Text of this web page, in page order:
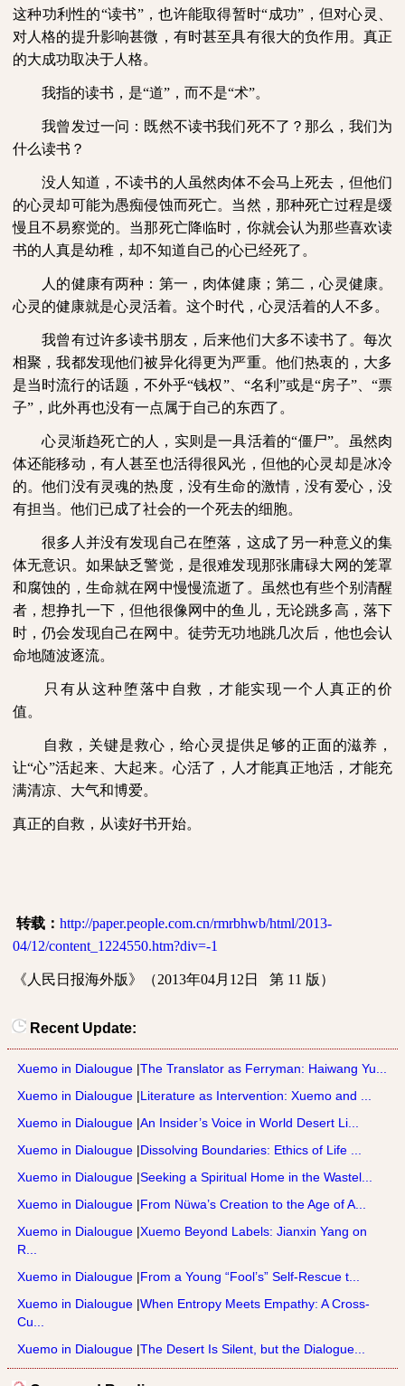
这种功利性的“读书”，也许能取得暂时“成功”，但对心灵、
对人格的提升影响甚微，有时甚至具有很大的负作用。真正
的大成功取决于人格。
我指的读书，是“道”，而不是“术”。
我曾发过一问：既然不读书我们死不了？那么，我们为
什么读书？
没人知道，不读书的人虽然肉体不会马上死去，但他们
的心灵却可能为愚痴侵蚀而死亡。当然，那种死亡过程是缓
慢且不易察觉的。当那死亡降临时，你就会认为那些喜欢读
书的人真是幼稚，却不知道自己的心已经死了。
人的健康有两种：第一，肉体健康；第二，心灵健康。
心灵的健康就是心灵活着。这个时代，心灵活着的人不多。
我曾有过许多读书朋友，后来他们大多不读书了。每次
相聚，我都发现他们被异化得更为严重。他们热衷的，大多
是当时流行的话题，不外乎“钱权”、“名利”或是“房子”、“票
子”，此外再也没有一点属于自己的东西了。
心灵渐趋死亡的人，实则是一具活着的“僵尸”。虽然肉
体还能移动，有人甚至也活得很风光，但他的心灵却是冰冷
的。他们没有灵魂的热度，没有生命的激情，没有爱心，没
有担当。他们已成了社会的一个死去的细胞。
很多人并没有发现自己在堕落，这成了另一种意义的集
体无意识。如果缺乏警觉，是很难发现那张庸碌大网的笼罩
和腐蚀的，生命就在网中慢慢流逝了。虽然也有些个别清醒
者，想挣扎一下，但他很像网中的鱼儿，无论跳多高，落下
时，仍会发现自己在网中。徒劳无功地跳几次后，他也会认
命地随波逐流。
只有从这种堕落中自救，才能实现一个人真正的价
值。
自救，关键是救心，给心灵提供足够的正面的滋养，
让“心”活起来、大起来。心活了，人才能真正地活，才能充
满清凉、大气和博爱。
真正的自救，从读好书开始。
转载： http://paper.people.com.cn/rmrbhwb/html/2013-
04/12/content_1224550.htm?div=-1
《人民日报海外版》（2013年04月 12 日 第 11 版）
Recent Update:
Xuemo in Dialougue |The Translator as Ferryman: Haiwang Yu...
Xuemo in Dialougue |Literature as Intervention: Xuemo and ...
Xuemo in Dialougue |An Insider’s Voice in World Desert Li...
Xuemo in Dialougue |Dissolving Boundaries: Ethics of Life ...
Xuemo in Dialougue |Seeking a Spiritual Home in the Wastel...
Xuemo in Dialougue |From Nüwa’s Creation to the Age of A...
Xuemo in Dialougue |Xuemo Beyond Labels: Jianxin Yang on
R...
Xuemo in Dialougue |From a Young “Fool’s” Self-Rescue t...
Xuemo in Dialougue |When Entropy Meets Empathy: A Cross-
Cu...
Xuemo in Dialougue |The Desert Is Silent, but the Dialogue...